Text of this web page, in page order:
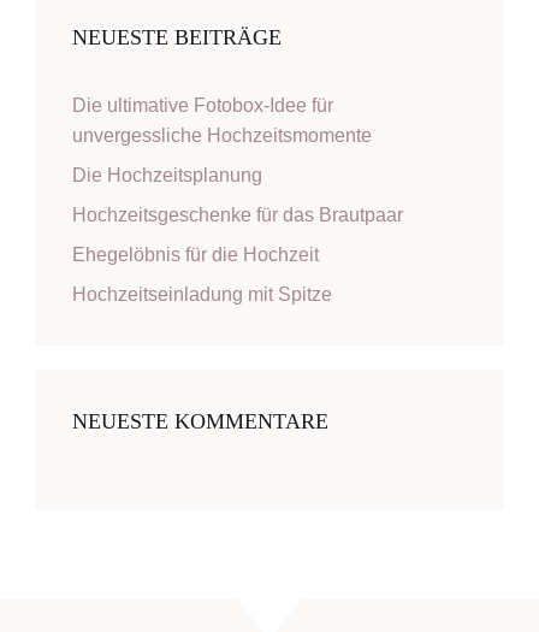
NEUESTE BEITRÄGE
Die ultimative Fotobox-Idee für
unvergessliche Hochzeitsmomente
Die Hochzeitsplanung
Hochzeitsgeschenke für das Brautpaar
Ehegelöbnis für die Hochzeit
Hochzeitseinladung mit Spitze
NEUESTE KOMMENTARE